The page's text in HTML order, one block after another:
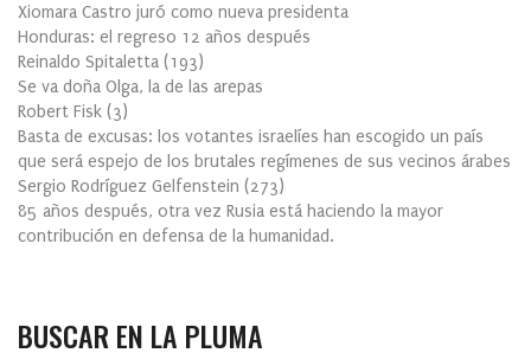
Xiomara Castro juró como nueva presidenta
Honduras: el regreso 12 años después
Reinaldo Spitaletta (193)
Se va doña Olga, la de las arepas
Robert Fisk (3)
Basta de excusas: los votantes israelíes han escogido un país
que será espejo de los brutales regímenes de sus vecinos árabes
Sergio Rodríguez Gelfenstein (273)
85 años después, otra vez Rusia está haciendo la mayor
contribución en defensa de la humanidad.
BUSCAR EN LA PLUMA